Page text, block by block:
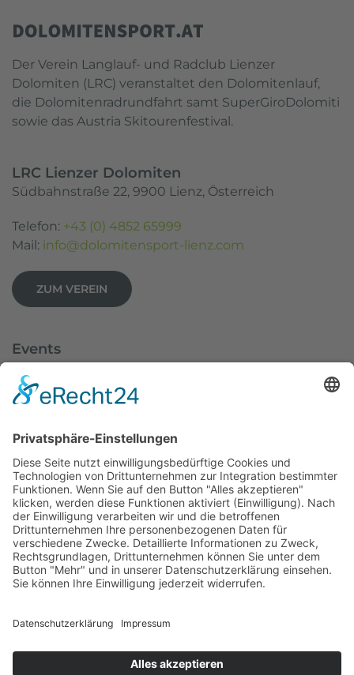
Der Verein Langlauf- und Radclub Lienzer
Dolomiten (LRC) veranstaltet den Dolomitenlauf,
die Dolomitenradrundfahrt samt SuperGiroDolomiti
sowie das Austria Skitourenfestival.
LRC Lienzer Dolomiten
Südbahnstraße 22, 9900 Lienz, Österreich
Telefon: +43 (0) 4852 65999
Mail: info@dolomitensport-lienz.com
ZUM VEREIN
Events
Dolomitenlauf
SuperGiro Dolomiti
Austria Skitourenfestival
Service
Wetter
Webcams
Datenschutz
Cookie-Einstellungen